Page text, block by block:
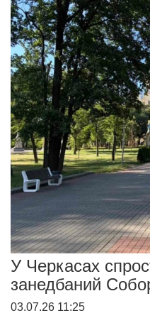
У Черкасах
занедбаний
03.07.26 11:25